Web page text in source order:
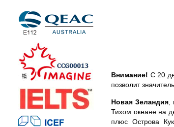
Внимание! С 20
позволит
Новая Зеландия
Тихом океане на
плюс Острова